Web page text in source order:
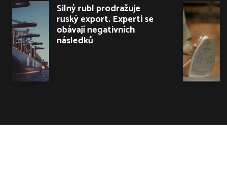
Silný rubl prodražuje
ruský export. Experti se
obávají negativních
následků